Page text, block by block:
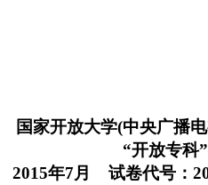
国家开放大学(中央广播
“开放专科
2015年7月 试卷代号：